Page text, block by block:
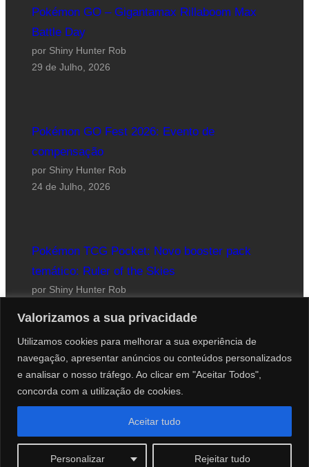
Valorizamos a sua privacidade
Utilizamos cookies para melhorar a sua experiência de
navegação, apresentar anúncios ou conteúdos personalizados
e analisar o nosso tráfego. Ao clicar em "Aceitar Todos",
concorda com a utilização de cookies.
Personalizar Rejeitar tudo
Aceitar tudo
Pokémon GO – Gigantamax Rillaboom Max
Battle Day
por Shiny Hunter Rob
29 de Julho, 2026
Pokémon GO Fest 2026: Evento de
compensação
por Shiny Hunter Rob
24 de Julho, 2026
Pokémon TCG Pocket: Novo booster pack
temático: Ruler of the Skies
por Shiny Hunter Rob
Website desenhado por Roberto Coutinho
© 2012-2026 PokéCenter Blog